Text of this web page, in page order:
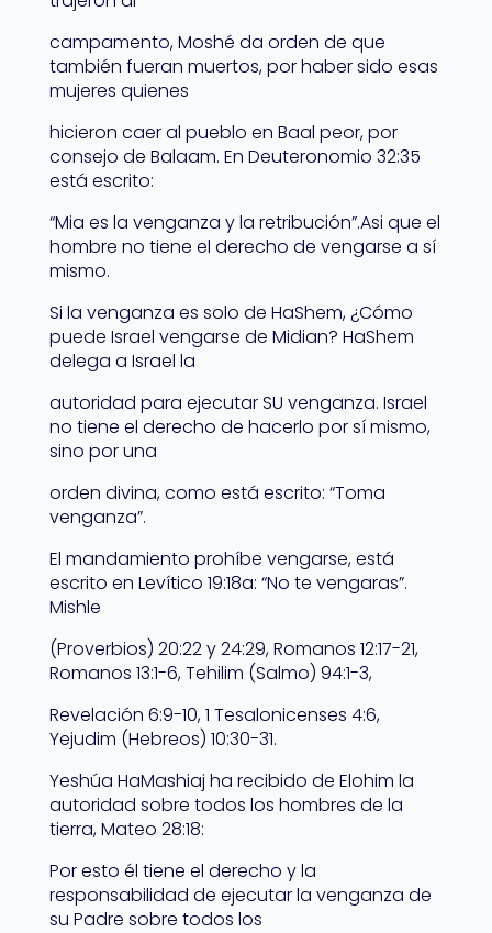
campamento, Moshé da orden de que
también fueran muertos, por haber sido esas
mujeres quienes
hicieron caer al pueblo en Baal peor, por
consejo de Balaam. En Deuteronomio 32:35
está escrito:
“Mia es la venganza y la retribución”.Asi que el
hombre no tiene el derecho de vengarse a sí
mismo.
Si la venganza es solo de HaShem, ¿Cómo
puede Israel vengarse de Midian? HaShem
delega a Israel la
autoridad para ejecutar SU venganza. Israel
no tiene el derecho de hacerlo por sí mismo,
sino por una
orden divina, como está escrito: “Toma
venganza”.
El mandamiento prohíbe vengarse, está
escrito en Levítico 19:18a: “No te vengaras”.
Mishle
(Proverbios) 20:22 y 24:29, Romanos 12:17-21,
Romanos 13:1-6, Tehilim (Salmo) 94:1-3,
Revelación 6:9-10, 1 Tesalonicenses 4:6,
Yejudim (Hebreos) 10:30-31.
Yeshúa HaMashiaj ha recibido de Elohim la
autoridad sobre todos los hombres de la
tierra, Mateo 28:18:
Por esto él tiene el derecho y la
responsabilidad de ejecutar la venganza de
su Padre sobre todos los